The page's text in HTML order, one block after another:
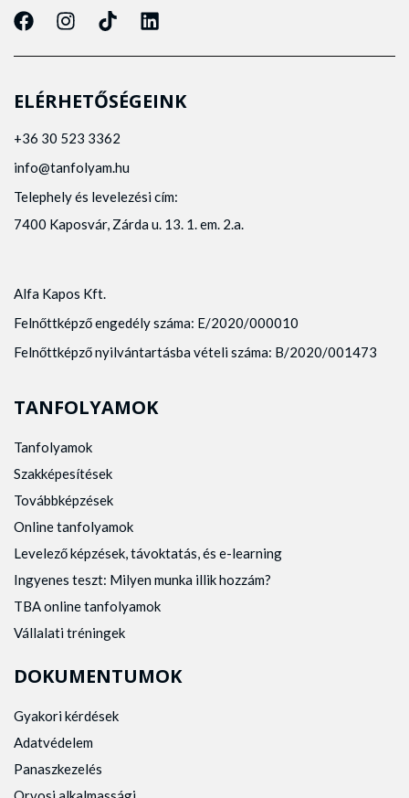
ELÉRHETŐSÉGEINK
+36 30 523 3362
info@tanfolyam.hu
Telephely és levelezési cím:
7400 Kaposvár, Zárda u. 13. 1. em. 2.a.
Alfa Kapos Kft.
Felnőttképző engedély száma: E/2020/000010
Felnőttképző nyilvántartásba vételi száma: B/2020/001473
TANFOLYAMOK
Tanfolyamok
Szakképesítések
Továbbképzések
Online tanfolyamok
Levelező képzések, távoktatás, és e-learning
Ingyenes teszt: Milyen munka illik hozzám?
TBA online tanfolyamok
Vállalati tréningek
DOKUMENTUMOK
Gyakori kérdések
Adatvédelem
Panaszkezelés